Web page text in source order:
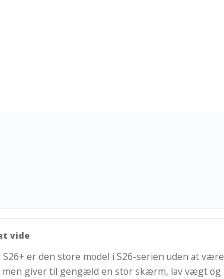
vide
S26+ er den store model i S26-serien uden at
men giver til gengæld en stor skærm, lav vægt og